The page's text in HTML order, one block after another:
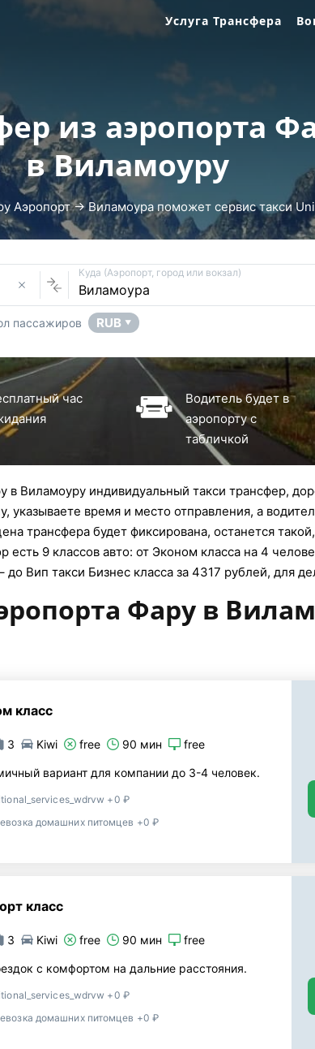
Услуга Трансфера
из аэропорта
в Виламоуру
Аэропорт → Виламоура поможет сервис такси
Куда (Аэропорт, город или вокзал)
пассажиров RUB ▼
час
Водитель будет в
аэропорту с
табличкой
в Виламоуру индивидуальный такси трансфер,
указываете время и место отправления, а
трансфера будет фиксирована, останется
9 классов авто: от Эконом класса на 4
до Вип такси Бизнес класса за 4317 рублей, для
Фару в
класс
3 Kiwi free 90 мин free
вариант для компании до 3-4 человек.
+0 ₽
домашних питомцев +0 ₽
класс
3 Kiwi free 90 мин free
с комфортом на дальние расстояния.
+0 ₽
домашних питомцев +0 ₽